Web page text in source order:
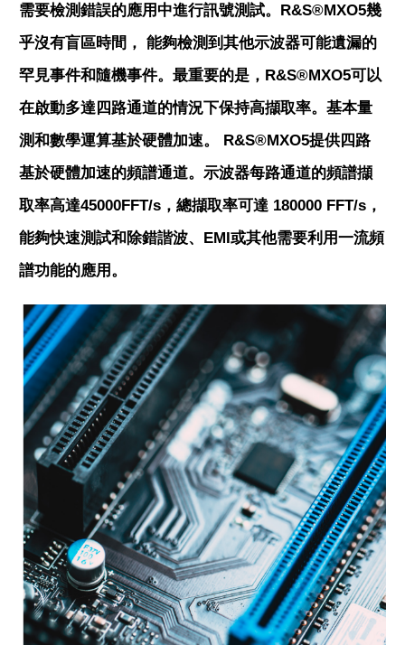
需要檢測錯誤的應用中進行訊號測試。R&S®MXO5幾
乎沒有盲區時間， 能夠檢測到其他示波器可能遺漏的
罕見事件和隨機事件。最重要的是，R&S®MXO5可以
在啟動多達四路通道的情況下保持高擷取率。基本量
測和數學運算基於硬體加速。 R&S®MXO5提供四路
基於硬體加速的頻譜通道。示波器每路通道的頻譜擷
取率高達45000FFT/s，總擷取率可達 180000 FFT/s，
能夠快速測試和除錯諧波、EMI或其他需要利用一流頻
譜功能的應用。